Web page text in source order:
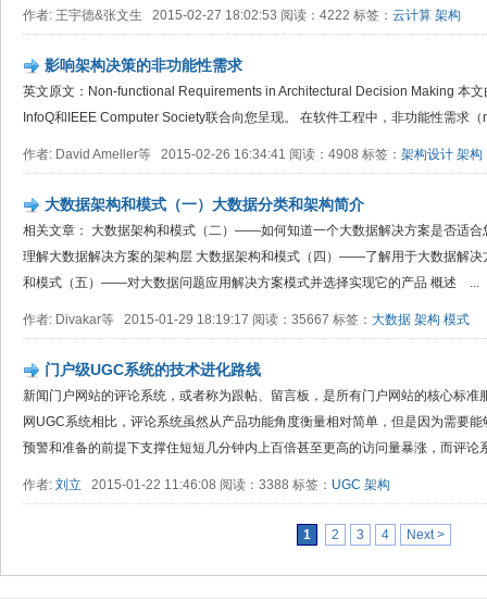
作者: 王宇德&张文生 2015-02-27 18:02:53 阅读：4222 标签： 云计算 架构
影响架构决策的非功能性需求
英文原文：Non-functional Requirements in Architectural Decision Making 本
InfoQ和IEEE Computer Society联合向您呈现。 在软件工程中，非功能性需求（
作者: David Ameller等 2015-02-26 16:34:41 阅读：4908 标签： 架构设计 架构
大数据架构和模式（一）大数据分类和架构简介
相关文章： 大数据架构和模式（二）——如何知道一个大数据解决方案是否适
理解大数据解决方案的架构层 大数据架构和模式（四）——了解用于大数据解决
和模式（五）——对大数据问题应用解决方案模式并选择实现它的产品 概述 ...
作者: Divakar等 2015-01-29 18:19:17 阅读：35667 标签： 大数据 架构 模式
门户级UGC系统的技术进化路线
新闻门户网站的评论系统，或者称为跟帖、留言板，是所有门户网站的核心标
网UGC系统相比，评论系统虽然从产品功能角度衡量相对简单，但是因为需要
预警和准备的前提下支撑住短短几分钟内上百倍甚至更高的访问量暴涨，而评论
作者: 刘立 2015-01-22 11:46:08 阅读：3388 标签： UGC 架构
1 2 3 4 Next >